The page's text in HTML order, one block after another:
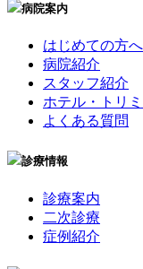
病院案内
はじめての方へ
病院紹介
スタッフ紹介
ホテル・トリ
よくある質問
診療情報
診療案内
二次診療
症例紹介